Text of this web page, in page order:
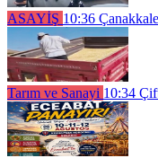
ASAYİŞ 10:36
Tarım ve Sanayi 10:34